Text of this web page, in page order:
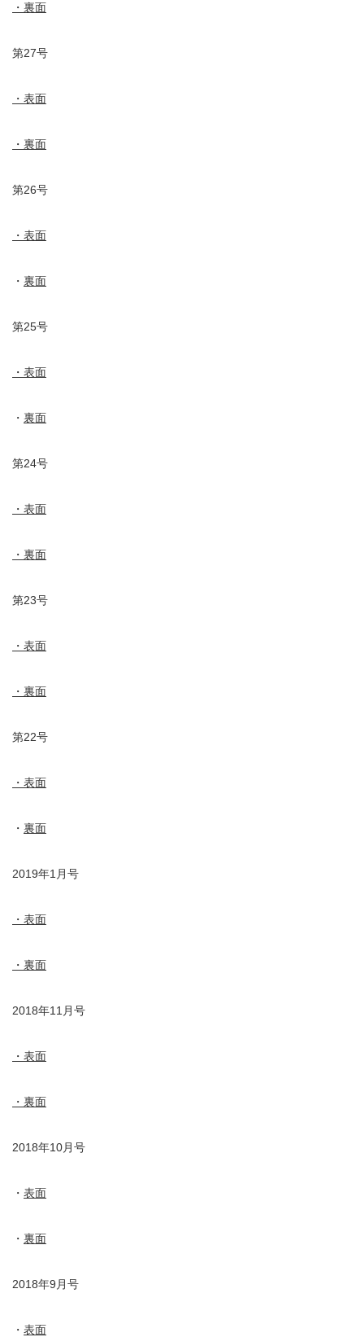
・裏面
第27号
・表面
・裏面
第26号
・表面
・ 裏面
第25号
・表面
・ 裏面
第24号
・表面
・裏面
第23号
・表面
・裏面
第22号
・表面
・ 裏面
2019年1月号
・表面
・裏面
2018年11月号
・表面
・裏面
2018年10月号
・ 表面
・ 裏面
2018年9月号
・ 表面